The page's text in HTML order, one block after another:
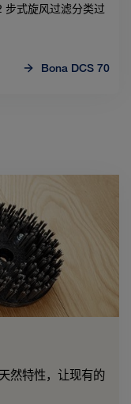
步式旋风过滤分类过
Bona DCS 70
然特性，让现有的